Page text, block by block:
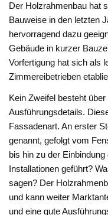
Der Holzrahmenbau hat
Bauweise in den letzten
hervorragend dazu
Gebäude in kurzer
Vorfertigung hat sich als
Zimmereibetrieben
Kein Zweifel besteht
Ausführungsdetails.
Fassadenart. An erster
genannt, gefolgt vom
bis hin zu der
Installationen geführt?
sagen? Der
und kann weiter
und eine gute